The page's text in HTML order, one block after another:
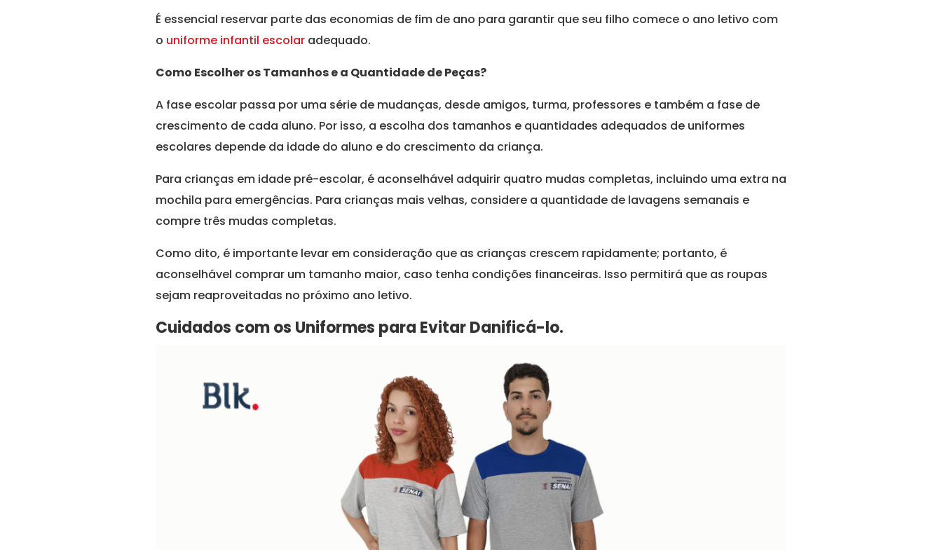
É essencial reservar parte das economias de fim de ano para garantir que seu filho comece o ano letivo com
o uniforme infantil escolar adequado.
Como Escolher os Tamanhos e a Quantidade de Peças?
A fase escolar passa por uma série de mudanças, desde amigos, turma, professores e também a fase de
crescimento de cada aluno. Por isso, a escolha dos tamanhos e quantidades adequados de uniformes
escolares depende da idade do aluno e do crescimento da criança.
Para crianças em idade pré-escolar, é aconselhável adquirir quatro mudas completas, incluindo uma extra na
mochila para emergências. Para crianças mais velhas, considere a quantidade de lavagens semanais e
compre três mudas completas.
Como dito, é importante levar em consideração que as crianças crescem rapidamente; portanto, é
aconselhável comprar um tamanho maior, caso tenha condições financeiras. Isso permitirá que as roupas
sejam reaproveitadas no próximo ano letivo.
Cuidados com os Uniformes para Evitar Danificá-lo.